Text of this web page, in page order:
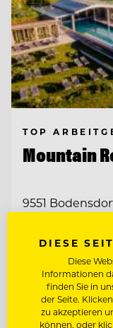
TOP
Mountain
9551
CHEF DE
CHEF DE
RESTAURANT
DIESE
Diese
Informationen
finden Sie in
der Seite.
zu akzeptieren
können, oder